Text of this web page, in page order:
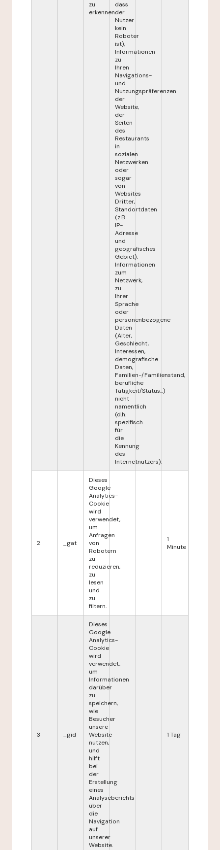
zu
erkennen.
dass
der
Nutzer
kein
Roboter
ist),
Informationen
zu
Ihren
Navigations-
und
Nutzungspräferenzen
der
Website,
der
Seiten
des
Restaurants
in
sozialen
Netzwerken
oder
sogar
von
Websites
Dritter,
Standortdaten
(z.B.
IP-
Adresse
und
geografisches
Gebiet),
Informationen
zum
Netzwerk,
zu
Ihrer
Sprache
oder
personenbezogene
Daten
(Alter,
Geschlecht,
Interessen,
demografische
Daten,
Familien-/Familienstand,
berufliche
Tätigkeit/Status...)
nicht
namentlich
(d.h.
spezifisch
für
die
Kennung
des
Internetnutzers).
2 _gat
Dieses
Google
Analytics-
Cookie
wird
verwendet,
um
Anfragen
von
Robotern
zu
reduzieren,
zu
lesen
und
zu
filtern.
1
Minute
3 _gid
Dieses
Google
Analytics-
Cookie
wird
verwendet,
um
Informationen
darüber
zu
speichern,
wie
Besucher
unsere
Website
nutzen,
und
hilft
bei
der
Erstellung
eines
Analyseberichts
über
die
Navigation
auf
unserer
Website.
1 Tag